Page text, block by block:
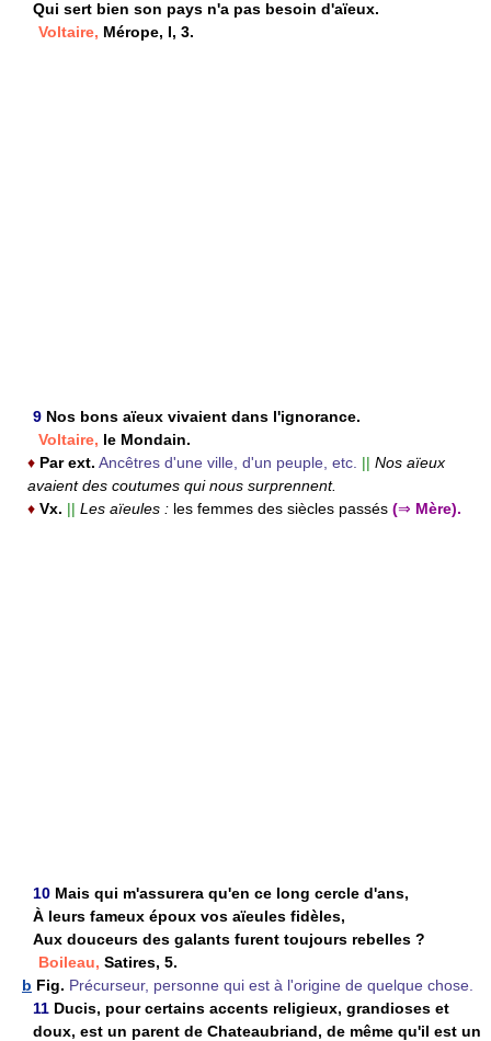
Qui sert bien son pays n'a pas besoin d'aïeux.
Voltaire, Mérope, I, 3.
9 Nos bons aïeux vivaient dans l'ignorance.
Voltaire, le Mondain.
♦ Par ext. Ancêtres d'une ville, d'un peuple, etc. || Nos aïeux
avaient des coutumes qui nous surprennent.
♦ Vx. || Les aïeules : les femmes des siècles passés (⇒ Mère).
10 Mais qui m'assurera qu'en ce long cercle d'ans,
À leurs fameux époux vos aïeules fidèles,
Aux douceurs des galants furent toujours rebelles ?
Boileau, Satires, 5.
b Fig. Précurseur, personne qui est à l'origine de quelque chose.
11 Ducis, pour certains accents religieux, grandioses et
doux, est un parent de Chateaubriand, de même qu'il est un